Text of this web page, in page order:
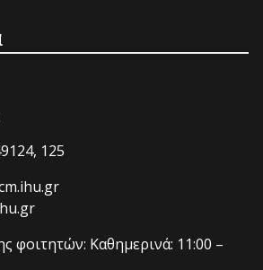
125
φοιτητών: Καθημερινά: 11:00 –